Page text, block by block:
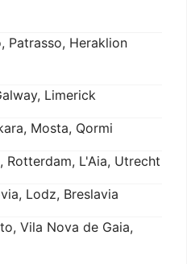
Patrasso, Heraklion
Limerick
Mosta, Qormi
Rotterdam, L'Aia, Utrecht
Lodz, Breslavia
Vila Nova de Gaia,